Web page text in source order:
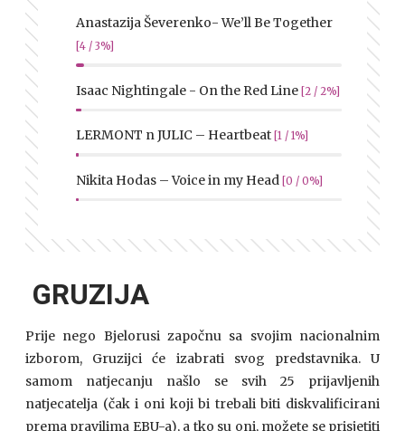
Anastazija Ševerenko- We’ll Be Together
[4 / 3%]
Isaac Nightingale - On the Red Line [2 / 2%]
LERMONT n JULIC – Heartbeat [1 / 1%]
Nikita Hodas – Voice in my Head [0 / 0%]
GRUZIJA
Prije nego Bjelorusi započnu sa svojim nacionalnim
izborom, Gruzijci će izabrati svog predstavnika. U
samom natjecanju našlo se svih 25 prijavljenih
natjecatelja (čak i oni koji bi trebali biti diskvalificirani
prema pravilima EBU-a), a tko su oni, možete se prisjetiti